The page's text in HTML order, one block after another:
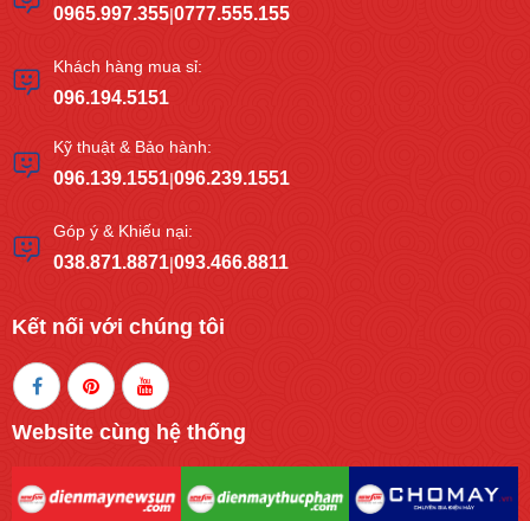
0965.997.355|0777.555.155
Khách hàng mua sỉ:
096.194.5151
Kỹ thuật & Bảo hành:
096.139.1551|096.239.1551
Góp ý & Khiếu nại:
038.871.8871|093.466.8811
Kết nối với chúng tôi
Website cùng hệ thống